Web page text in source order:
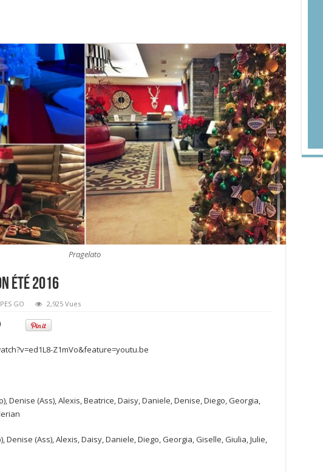
Pragelato
été 2016
GO 2,925 Vues
Z1mVo&feature=youtu.be
Denise (Ass), Alexis, Beatrice, Daisy, Daniele, Denise, Diego, Georgia,
Denise (Ass), Alexis, Daisy, Daniele, Diego, Georgia, Giselle, Giulia, Julie,